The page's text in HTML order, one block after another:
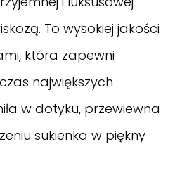
To wysokiej jakości
która zapewni
największych
w dotyku, przewiewna
sukienka w piękny